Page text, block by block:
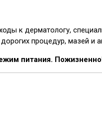
к дерматологу,
процедур, мазей
питания.